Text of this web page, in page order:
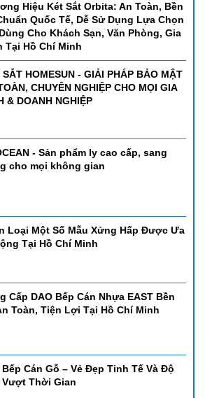
Hiệu Két Sắt Orbita: An Toàn, Bền
Quốc Tế, Dễ Sử Dụng Lựa Chọn
Cho Khách Sạn, Văn Phòng, Gia
Tại Hồ Chí Minh
SẮT HOMESUN - GIẢI PHÁP BẢO MẬT
CHUYÊN NGHIỆP CHO MỌI GIA
& DOANH NGHIỆP
- Sản phẩm ly cao cấp, sang
cho mọi không gian
Loại Một Số Mẫu Xửng Hấp Được Ưa
Tại Hồ Chí Minh
Cấp DAO Bếp Cán Nhựa EAST Bền
Toàn, Tiện Lợi Tại Hồ Chí Minh
Bếp Cán Gỗ – Vẻ Đẹp Tinh Tế Và Độ
Vượt Thời Gian